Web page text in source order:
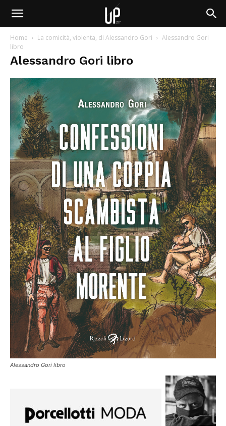
Home La comicità, violenta, di Alessandro Gori
Alessandro Gori
libro
Alessandro Gori libro
Alessandro Gori libro